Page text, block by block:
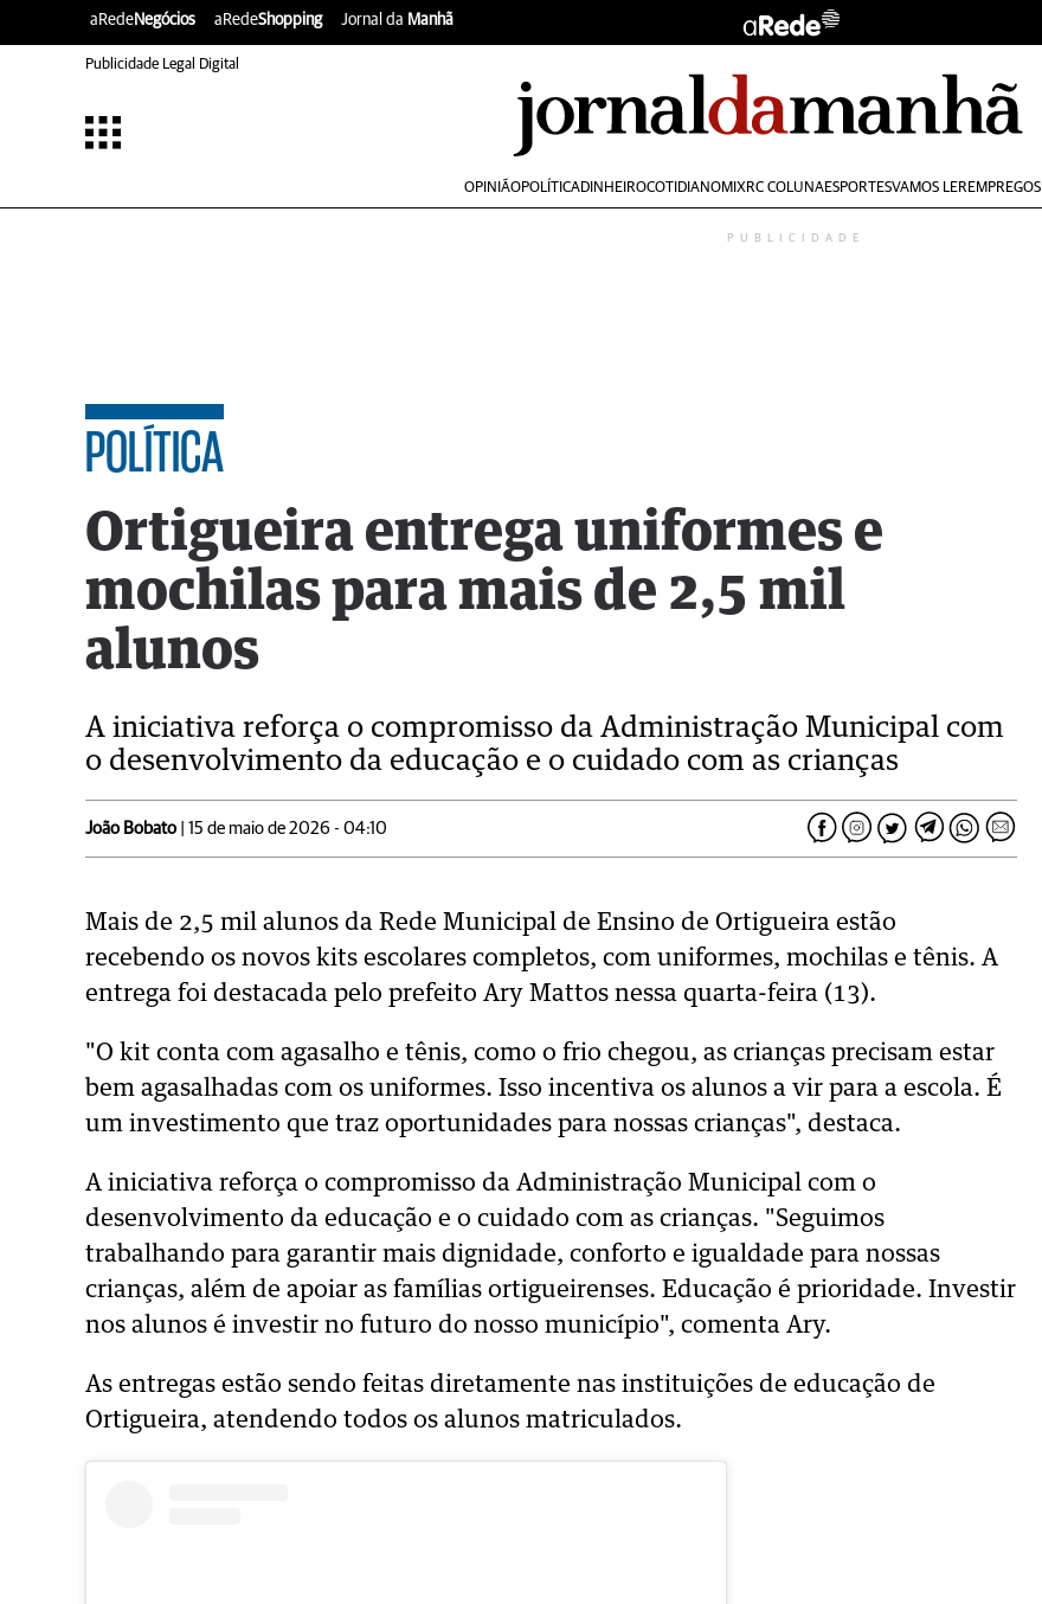
aRedeNegócios aRedeShopping Jornal da Manhã
Publicidade Legal Digital
OPINIÃOPOLÍTICADINHEIROCOTIDIANOMIXRC COLUNAESPORTESVAMOS LEREMPREGOS
PUBLICIDADE
POLÍTICA
Ortigueira entrega uniformes e
mochilas para mais de 2,5 mil
alunos
A iniciativa reforça o compromisso da Administração Municipal com
o desenvolvimento da educação e o cuidado com as crianças
João Bobato | 15 de maio de 2026 - 04:10
Mais de 2,5 mil alunos da Rede Municipal de Ensino de Ortigueira estão
recebendo os novos kits escolares completos, com uniformes, mochilas e tênis. A
entrega foi destacada pelo prefeito Ary Mattos nessa quarta-feira (13).
"O kit conta com agasalho e tênis, como o frio chegou, as crianças precisam estar
bem agasalhadas com os uniformes. Isso incentiva os alunos a vir para a escola. É
um investimento que traz oportunidades para nossas crianças", destaca.
A iniciativa reforça o compromisso da Administração Municipal com o
desenvolvimento da educação e o cuidado com as crianças. "Seguimos
trabalhando para garantir mais dignidade, conforto e igualdade para nossas
crianças, além de apoiar as famílias ortigueirenses. Educação é prioridade. Investir
nos alunos é investir no futuro do nosso município", comenta Ary.
As entregas estão sendo feitas diretamente nas instituições de educação de
Ortigueira, atendendo todos os alunos matriculados.